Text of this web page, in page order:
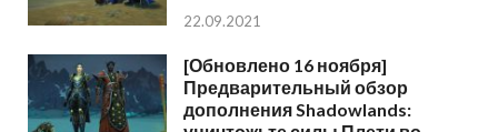
22.09.2021
[Обновлено 16 ноября]
Предварительный обзор
дополнения Shadowlands: